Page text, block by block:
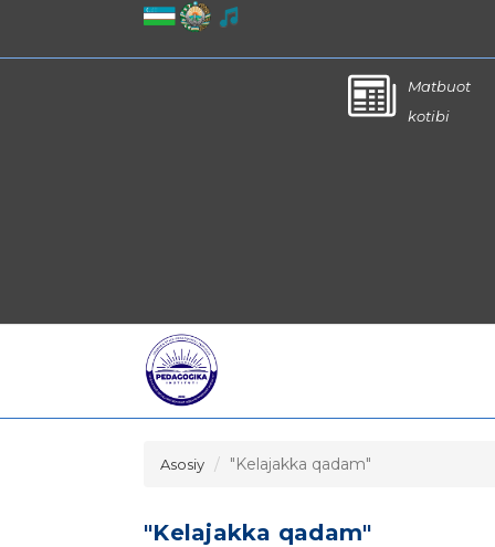
Matbuot
kotibi
Asosiy "Kelajakka qadam"
"Kelajakka qadam"